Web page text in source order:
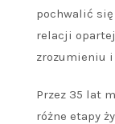
pochwalić
relacji
zrozumieniu
Przez 35 lat
różne etapy